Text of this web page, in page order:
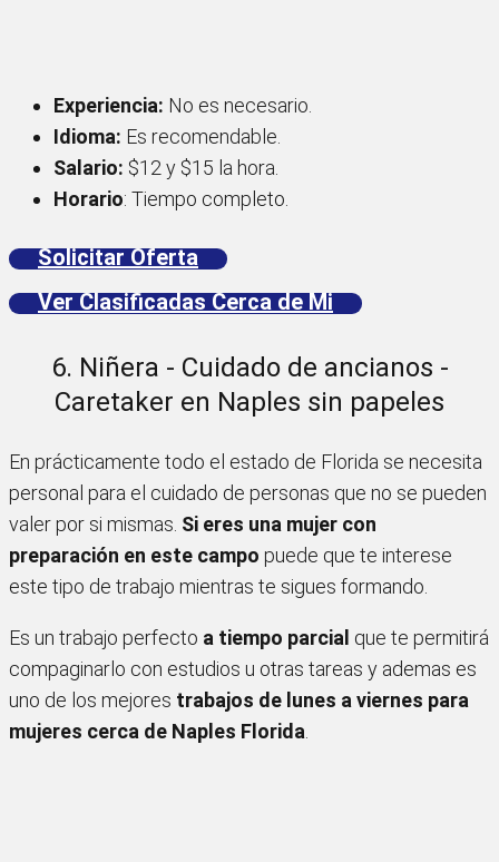
Experiencia: No es necesario.
Idioma: Es recomendable.
Salario: $12 y $15 la hora.
Horario: Tiempo completo.
Solicitar Oferta
Ver Clasificadas Cerca de Mi
6. Niñera - Cuidado de ancianos -
Caretaker en Naples sin papeles
En prácticamente todo el estado de Florida se necesita
personal para el cuidado de personas que no se pueden
valer por si mismas. Si eres una mujer con
preparación en este campo puede que te interese
este tipo de trabajo mientras te sigues formando.
Es un trabajo perfecto a tiempo parcial que te permitirá
compaginarlo con estudios u otras tareas y ademas es
uno de los mejores trabajos de lunes a viernes para
mujeres cerca de Naples Florida.